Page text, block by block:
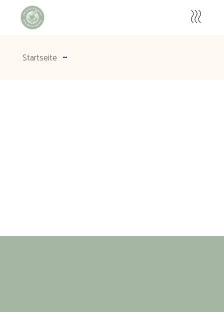
Startseite